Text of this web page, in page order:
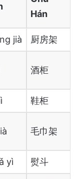
Hán
jià 厨房架
酒柜
鞋柜
毛巾架
yì 熨斗